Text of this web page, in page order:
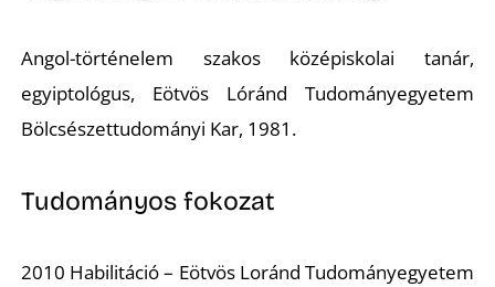
Angol-történelem szakos középiskolai tanár,
egyiptológus, Eötvös Lóránd Tudományegyetem
Bölcsészettudományi Kar, 1981.
Tudományos fokozat
2010 Habilitáció – Eötvös Loránd Tudományegyetem